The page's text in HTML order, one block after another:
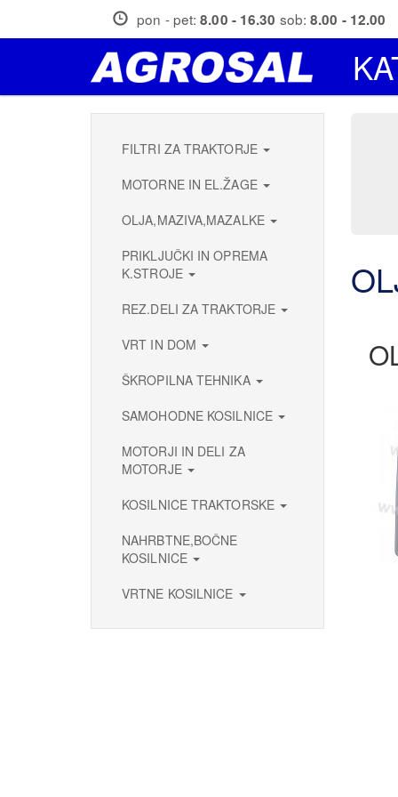
pon - pet:8.00 - 16.30 sob:8.00 - 12.00
FILTRI ZA TRAKTORJE
MOTORNE IN EL.ŽAGE
OLJA,MAZIVA,MAZALKE
PRIKLJUČKI IN OPREMA
K.STROJE
REZ.DELI ZA TRAKTORJE
VRT IN DOM
ŠKROPILNA TEHNIKA
SAMOHODNE KOSILNICE
MOTORJI IN DELI ZA
MOTORJE
KOSILNICE TRAKTORSKE
NAHRBTNE,BOČNE
KOSILNICE
VRTNE KOSILNICE